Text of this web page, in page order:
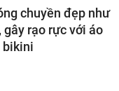
chuyền đẹp như
gây rạo rực với áo
bikini